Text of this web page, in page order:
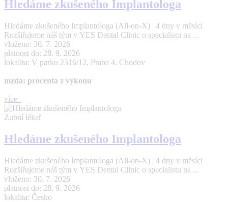
Hledáme zkušeného Implantologa
Hledáme zkušeného Implantologa (All-on-X) | 4 dny v měsíci
Rozšiřujeme náš tým v YES Dental Clinic o specialistu na ...
vloženo: 30. 7. 2026
platnost do: 28. 9. 2026
lokalita: V parku 2316/12, Praha 4. Chodov
mzda: procenta z výkonu
více
Zubní lékař
Hledáme zkušeného Implantologa
Hledáme zkušeného Implantologa (All-on-X) | 4 dny v měsíci
Rozšiřujeme náš tým v YES Dental Clinic o specialistu na ...
vloženo: 30. 7. 2026
platnost do: 28. 9. 2026
lokalita: Česko